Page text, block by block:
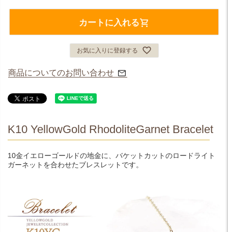
カートに入れる
お気に入りに登録する
商品についてのお問い合わせ
K10 YellowGold RhodoliteGarnet Bracelet
10金イエローゴールドの地金に、バケットカットのロードライト
ガーネットを合わせたブレスレットです。